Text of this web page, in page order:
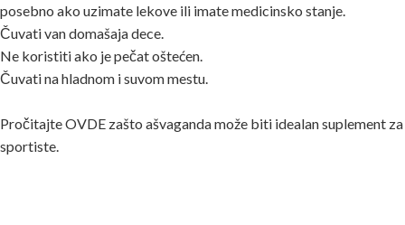
posebno ako uzimate lekove ili imate medicinsko stanje.
Čuvati van domašaja dece.
Ne koristiti ako je pečat oštećen.
Čuvati na hladnom i suvom mestu.
PročitajteOVDE zašto ašvaganda može biti idealan suplement za
sportiste.